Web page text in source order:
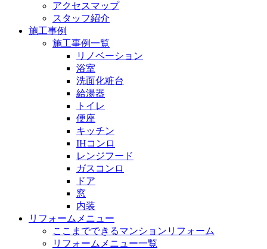
アクセスマップ
スタッフ紹介
施工事例
施工事例一覧
リノベーション
浴室
洗面化粧台
給湯器
トイレ
便座
キッチン
IHコンロ
レンジフード
ガスコンロ
ドア
窓
内装
リフォームメニュー
ここまでできるマンションリフォーム
リフォームメニュー一覧